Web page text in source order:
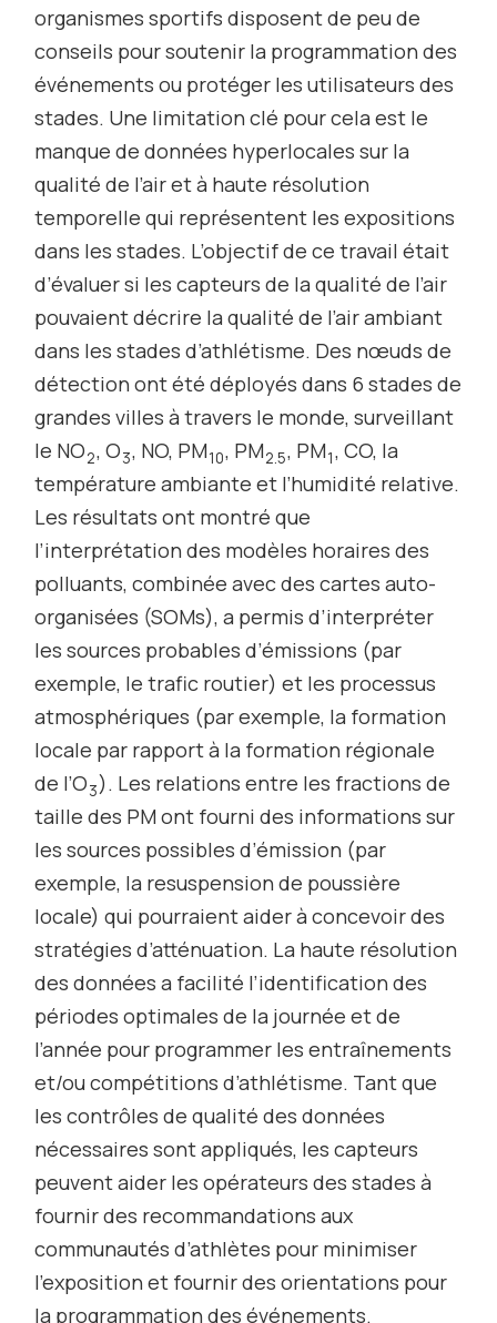
organismes sportifs disposent de peu de
conseils pour soutenir la programmation des
événements ou protéger les utilisateurs des
stades. Une limitation clé pour cela est le
manque de données hyperlocales sur la
qualité de l’air et à haute résolution
temporelle qui représentent les expositions
dans les stades. L’objectif de ce travail était
d’évaluer si les capteurs de la qualité de l’air
pouvaient décrire la qualité de l’air ambiant
dans les stades d’athlétisme. Des nœuds de
détection ont été déployés dans 6 stades de
grandes villes à travers le monde, surveillant
le NO2, O3, NO, PM10, PM2.5, PM1, CO, la
température ambiante et l’humidité relative.
Les résultats ont montré que
l’interprétation des modèles horaires des
polluants, combinée avec des cartes auto-
organisées (SOMs), a permis d’interpréter
les sources probables d’émissions (par
exemple, le trafic routier) et les processus
atmosphériques (par exemple, la formation
locale par rapport à la formation régionale
de l’O3). Les relations entre les fractions de
taille des PM ont fourni des informations sur
les sources possibles d’émission (par
exemple, la resuspension de poussière
locale) qui pourraient aider à concevoir des
stratégies d’atténuation. La haute résolution
des données a facilité l’identification des
périodes optimales de la journée et de
l’année pour programmer les entraînements
et/ou compétitions d’athlétisme. Tant que
les contrôles de qualité des données
nécessaires sont appliqués, les capteurs
peuvent aider les opérateurs des stades à
fournir des recommandations aux
communautés d’athlètes pour minimiser
l’exposition et fournir des orientations pour
la programmation des événements.